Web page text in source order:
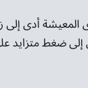
أدى إلى
إلى ضغط متزايد